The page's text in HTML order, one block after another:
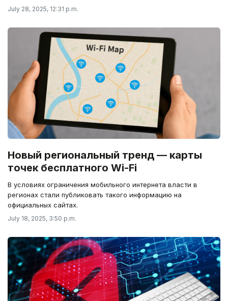
July 28, 2025, 12:31 p.m.
Новый региональный тренд — карты
точек бесплатного Wi-Fi
В условиях ограничения мобильного интернета власти в
регионах стали публиковать такого информацию на
официальных сайтах.
July 18, 2025, 3:50 p.m.